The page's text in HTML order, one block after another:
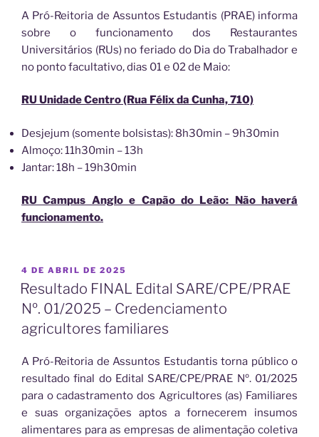
A Pró-Reitoria de Assuntos Estudantis (PRAE) informa
sobre o funcionamento dos Restaurantes
Universitários (RUs) no feriado do Dia do Trabalhador e
no ponto facultativo, dias 01 e 02 de Maio:
RU Unidade Centro (Rua Félix da Cunha, 710)
Desjejum (somente bolsistas): 8h30min – 9h30min
Almoço: 11h30min – 13h
Jantar: 18h – 19h30min
RU Campus Anglo e Capão do Leão: Não haverá
funcionamento.
PUBLICADO
EM
4 DE ABRIL DE 2025
Resultado FINAL Edital SARE/CPE/PRAE
Nº. 01/2025 – Credenciamento
agricultores familiares
A Pró-Reitoria de Assuntos Estudantis torna público o
resultado final do Edital SARE/CPE/PRAE Nº. 01/2025
para o cadastramento dos Agricultores (as) Familiares
e suas organizações aptos a fornecerem insumos
alimentares para as empresas de alimentação coletiva